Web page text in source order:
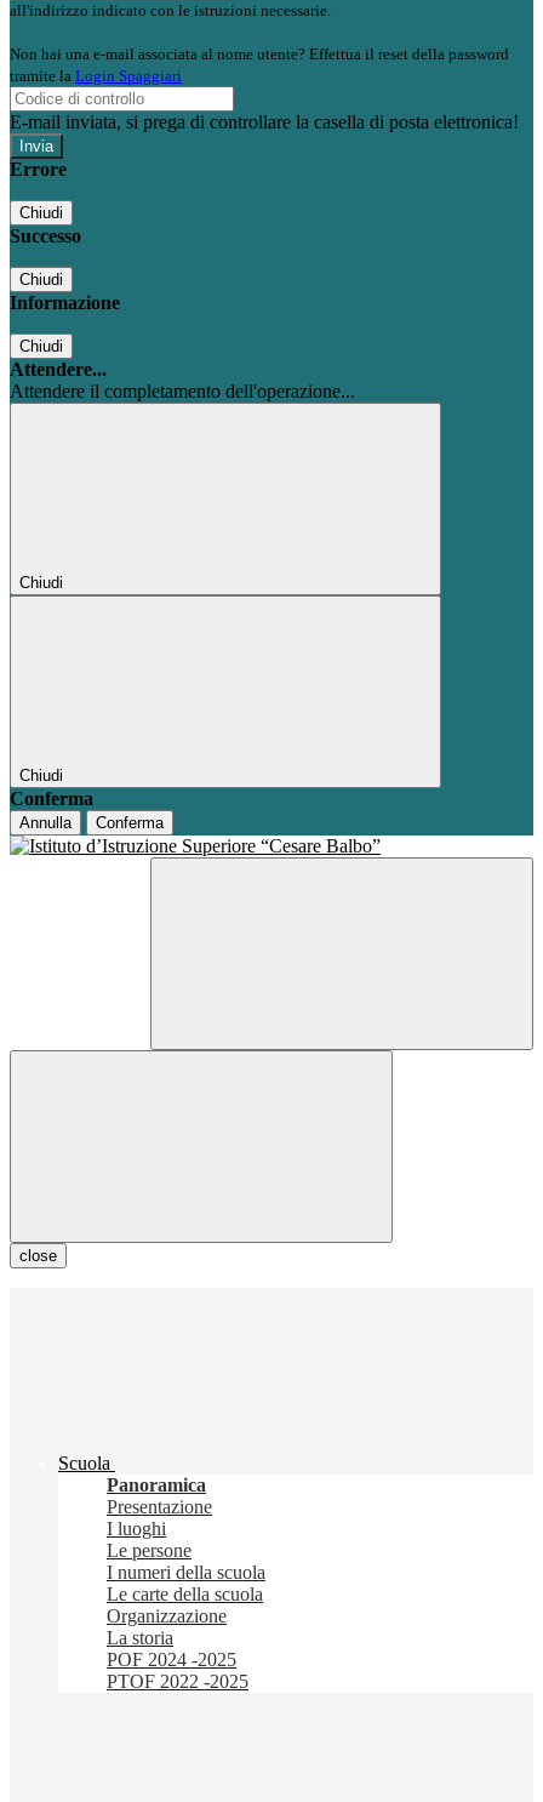
all'indirizzo indicato con le istruzioni necessarie.
Non hai una e-mail associata al nome utente? Effettua il reset della password
tramite la Login Spaggiari
E-mail inviata, si prega di controllare la casella di posta elettronica!
Errore
Chiudi
Successo
Chiudi
Informazione
Chiudi
Attendere...
Attendere il completamento dell'operazione...
Chiudi
Chiudi
Conferma
Annulla Conferma
close
Scuola
Panoramica
Presentazione
I luoghi
Le persone
I numeri della scuola
Le carte della scuola
Organizzazione
La storia
POF 2024 -2025
PTOF 2022 -2025